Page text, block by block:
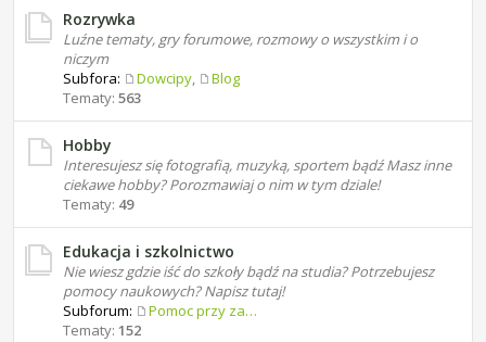
Rozrywka
Luźne tematy, gry forumowe, rozmowy o wszystkim i o
niczym
Subfora:
Dowcipy,
Blog
Tematy: 563
Hobby
Interesujesz się fotografią, muzyką, sportem bądź Masz inne
ciekawe hobby? Porozmawiaj o nim w tym dziale!
Tematy: 49
Edukacja i szkolnictwo
Nie wiesz gdzie iść do szkoły bądź na studia? Potrzebujesz
pomocy naukowych? Napisz tutaj!
Subforum:
Pomoc przy zadaniach domowych
Tematy: 152